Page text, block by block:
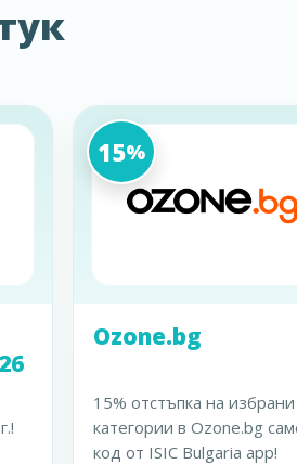
15%
Ozone.bg
15% отстъпка на избрани
категории в Ozone.bg
код от ISIC Bulgaria app!